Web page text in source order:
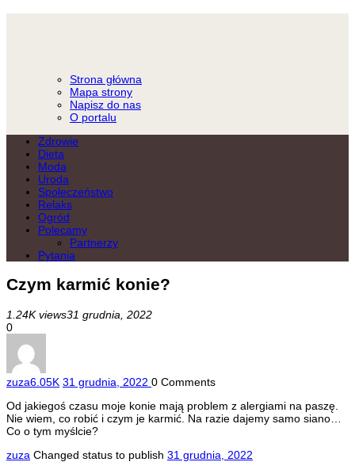
Strona główna
Mapa strony
Napisz do nas
O portalu
Zdrowie
Dieta
Moda
Uroda
Społeczeństwo
Relaks
Ogród
Polecamy
Partnerzy
Pytania
Czym karmić konie?
1.24K views31 grudnia, 2022
0
zuza6.05K 31 grudnia, 2022 0 Comments
Od jakiegoś czasu moje konie mają problem z alergiami na paszę.
Nie wiem, co robić i czym je karmić. Na razie dajemy samo siano…
Co o tym myślcie?
zuza Changed status to publish 31 grudnia, 2022